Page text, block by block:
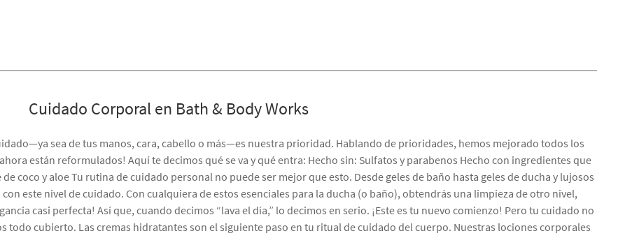
Cuidado Corporal en Bath & Body Works
sea de tus manos, cara, cabello o más—es nuestra prioridad. Hablando de prioridades, hemos mejorado todos los
están reformulados! Aquí te decimos qué se va y qué entra: Hecho sin: Sulfatos y parabenos Hecho con ingredientes que
coco y aloe Tu rutina de cuidado personal no puede ser mejor que esto. Desde geles de baño hasta geles de ducha y lujosos
este nivel de cuidado. Con cualquiera de estos esenciales para la ducha (o baño), obtendrás una limpieza de otro nivel,
casi perfecta! Así que, cuando decimos “lava el día,” lo decimos en serio. ¡Este es tu nuevo comienzo! Pero tu cuidado no
todo cubierto. Las cremas hidratantes son el siguiente paso en tu ritual de cuidado del cuerpo. Nuestras lociones corporales